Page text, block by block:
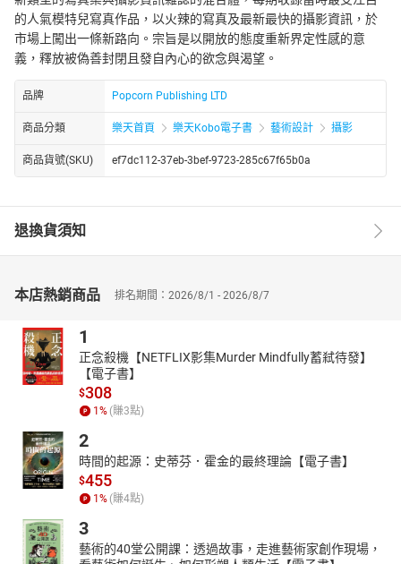
的人氣模特兒寫真作品，以火辣的寫真及最新最快的攝影資訊，於
市場上闖出一條新路向。宗旨是以開放的態度重新界定性感的意
義，釋放被偽善封閉且發自內心的欲念與渴望。
品牌 Popcorn Publishing LTD
商品分類 樂天首頁 樂天Kobo電子書 藝術設計 攝影
商品貨號(SKU) ef7dc112-37eb-3bef-9723-285c67f65b0a
退換貨須知
本店熱銷商品 排名期間：2026/8/1 - 2026/8/7
1
正念殺機【NETFLIX影集Murder Mindfully蓄弒待發】
【電子書】
$308
1% (賺3點)
2
時間的起源：史蒂芬．霍金的最終理論【電子書】
$455
1% (賺4點)
3
藝術的40堂公開課：透過故事，走進藝術家創作現場，